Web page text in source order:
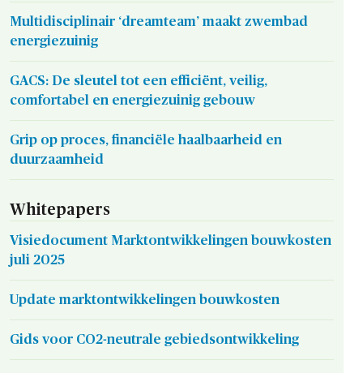
Multidisciplinair ‘dreamteam’ maakt zwembad
energiezuinig
GACS: De sleutel tot een efficiënt, veilig,
comfortabel en energiezuinig gebouw
Grip op proces, financiële haalbaarheid en
duurzaamheid
Whitepapers
Visiedocument Marktontwikkelingen bouwkosten
juli 2025
Update marktontwikkelingen bouwkosten
Gids voor CO2-neutrale gebiedsontwikkeling